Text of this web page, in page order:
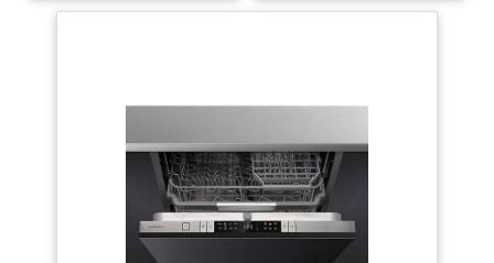
de séchage automatique pour
Programmes variés: Auto 45-
65°C, Delicate 40°C, Eco 50°C,
Express, Hygiene+, Intensive
70°C et Silence pour s'adapter
à tous vos besoins de lavage
Sécurité avancée: Fonction